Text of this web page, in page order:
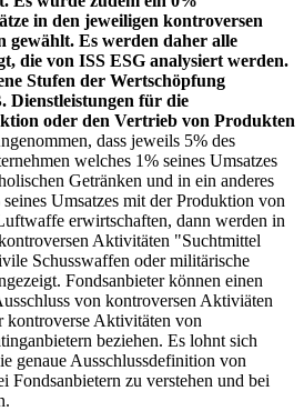
in den jeweiligen kontroversen
gewählt. Es werden daher alle
die von ISS ESG analysiert werden.
Stufen der Wertschöpfung
Dienstleistungen für die
oder den Vertrieb von Produkten
dass jeweils 5% des
welches 1% seines Umsatzes
Getränken und in ein anderes
Umsatzes mit der Produktion von
erwirtschaften, dann werden in
Aktivitäten "Suchtmittel
Schusswaffen oder militärische
Fondsanbieter können einen
von kontroversen Aktiviäten
kontroverse Aktivitäten von
beziehen. Es lohnt sich
genaue Ausschlussdefinition von
Fondsanbietern zu verstehen und bei